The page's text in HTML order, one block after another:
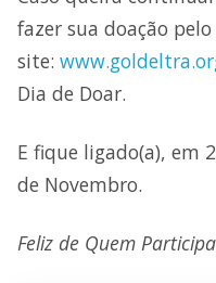
fazer sua doação pelo
site:
Dia de Doar.
E fique ligado(a), em
de Novembro.
Feliz de Quem